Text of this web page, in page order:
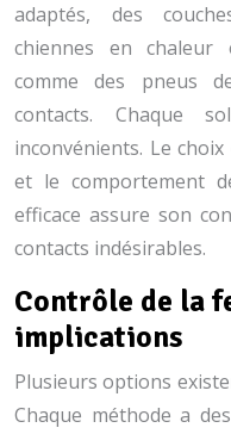
adaptés, des
chiennes en chaleur
comme des pneus
contacts. Chaque
inconvénients. Le
et le comportement
efficace assure son
contacts indésirables.
Contrôle de la
implications
Plusieurs options
Chaque méthode a